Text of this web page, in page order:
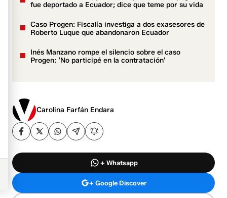
fue deportado a Ecuador; dice que teme por su vida
Caso Progen: Fiscalía investiga a dos exasesores de
Roberto Luque que abandonaron Ecuador
Inés Manzano rompe el silencio sobre el caso
Progen: ‘No participé en la contratación’
Carolina Farfán Endara
+ Whatsapp
+ Google Discover